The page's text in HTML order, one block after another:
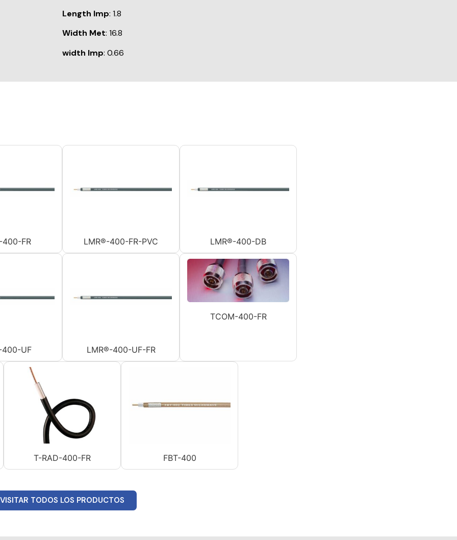
Length Imp: 1.8
Width Met: 16.8
width Imp: 0.66
400-FR LMR®-400-FR-PVC LMR®-400-DB
400-UF LMR®-400-UF-FR
TCOM-400-FR
T-RAD-400-FR FBT-400
VISITAR TODOS LOS PRODUCTOS